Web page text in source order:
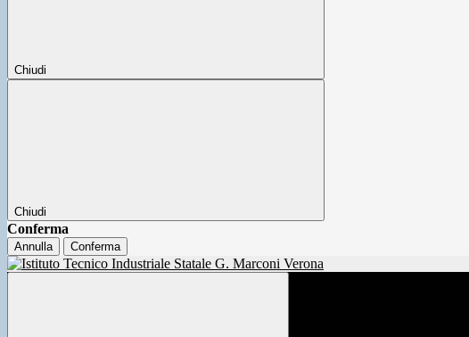
Chiudi
Chiudi
Conferma
Annulla Conferma